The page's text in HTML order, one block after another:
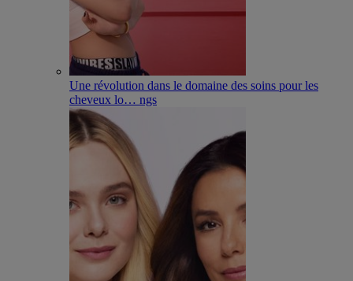
Une révolution dans le domaine des soins pour les
cheveux lo… ngs